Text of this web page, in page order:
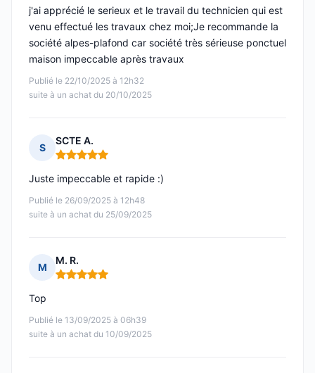
Publié le 22/10/2025 à 12h32
suite à un achat du 20/10/2025
j'ai apprécié le serieux et le travail du technicien qui est
venu effectué les travaux chez moi;Je recommande la
société alpes-plafond car société très sérieuse ponctuel
maison impeccable après travaux
S
SCTE A.
Note : 5 sur 5
Publié le 26/09/2025 à 12h48
suite à un achat du 25/09/2025
Juste impeccable et rapide :)
M
M. R.
Note : 5 sur 5
Publié le 13/09/2025 à 06h39
suite à un achat du 10/09/2025
Top